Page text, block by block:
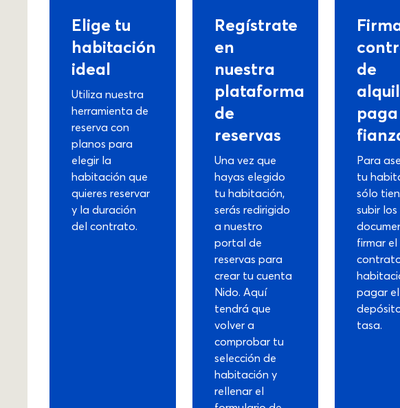
Elige tu
habitación
ideal
Utiliza nuestra
herramienta de
reserva con
planos para
elegir la
habitación que
quieres reservar
y la duración
del contrato.
Regístrate
en
nuestra
plataforma
de
reservas
Una vez que
hayas elegido
tu habitación,
serás redirigido
a nuestro
portal de
reservas para
crear tu cuenta
Nido. Aquí
tendrá que
volver a
comprobar tu
selección de
habitación y
rellenar el
de
Para
tu
sólo
subir los
firmar el
pagar el
tasa.